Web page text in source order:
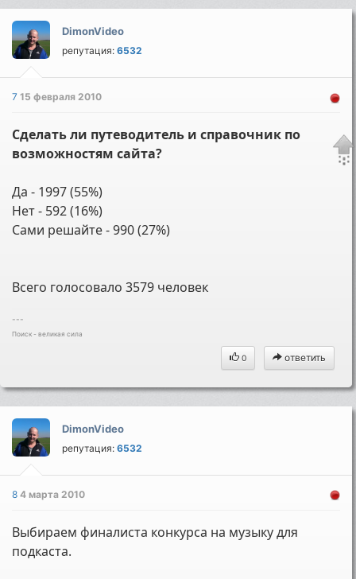
DimonVideo
репутация:6532
715 февраля 2010
Сделать ли путеводитель и справочник по
возможностям сайта?
Да - 1997 (55%)
Нет - 592 (16%)
Сами решайте - 990 (27%)
Всего голосовало 3579 человек
---
Поиск - великая сила
0 ответить
DimonVideo
репутация:6532
84 марта 2010
Выбираем финалиста конкурса на музыку для
подкаста.